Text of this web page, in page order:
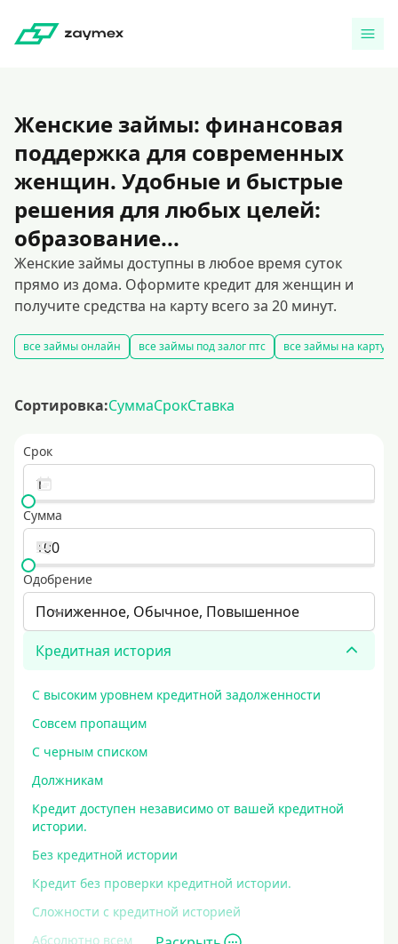
Женские займы: финансовая
поддержка для современных
женщин. Удобные и быстрые
решения для любых целей:
образование...
Женские займы доступны в любое время суток
прямо из дома. Оформите кредит для женщин и
получите средства на карту всего за 20 минут.
все займы онлайн все займы под залог птс все займы на карту
Сортировка:СуммаСрокСтавка
Срок
Сумма
Одобрение
Пониженное, Обычное, Повышенное
Кредитная история
С высоким уровнем кредитной задолженности
Совсем пропащим
С черным списком
Должникам
Кредит доступен независимо от вашей кредитной
истории.
Без кредитной истории
Кредит без проверки кредитной истории.
Сложности с кредитной историей
Абсолютно всем